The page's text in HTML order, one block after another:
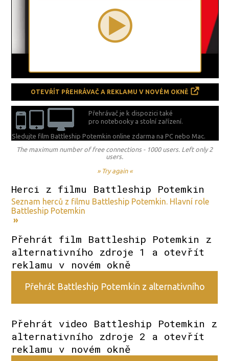
OTEVŘÍT PŘEHRÁVAČ A REKLAMU V NOVÉM OKNĚ
Přehrávač je k dispozici také
pro notebooky a stolní zařízení.
Sledujte film Battleship Potemkin online zdarma naPC nebo Mac.
The maximum number of free connections - 1000 users. Left only 2
users.
» Try again «
Herci z filmu Battleship Potemkin
Seznam herců z filmu Battleship Potemkin. Hlavní role
Battleship Potemkin
»
Přehrát film Battleship Potemkin z
alternativního zdroje 1 a otevřít
reklamu v novém okně
Přehrát Battleship Potemkin z alternativního
Přehrát video Battleship Potemkin z
alternativního zdroje 2 a otevřít
reklamu v novém okně